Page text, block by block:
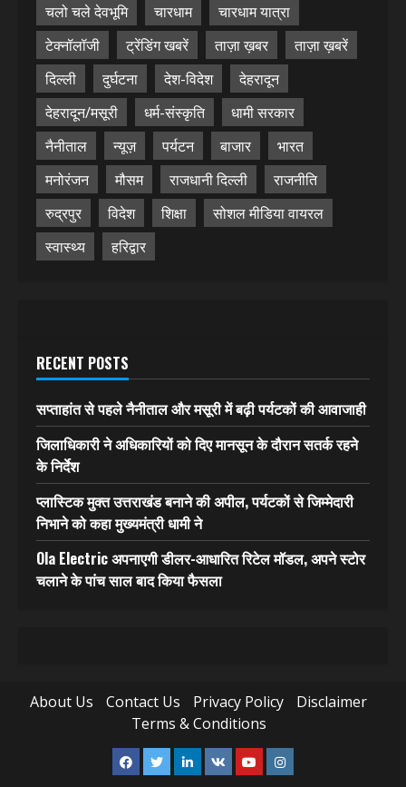
चलो चले देवभूमि
चारधाम
चारधाम यात्रा
टेक्नॉलॉजी
ट्रेंडिंग खबरें ताज़ा ख़बर
ताज़ा ख़बरें
दिल्ली
दुर्घटना देश-विदेश
देहरादून
देहरादून/मसूरी
धर्म-संस्कृति
धामी सरकार
नैनीताल
न्यूज़ पर्यटन बाजार
भारत
मनोरंजन
मौसम राजधानी दिल्ली
राजनीति
रुद्रपुर
विदेश शिक्षा
सोशल मीडिया वायरल
स्वास्थ्य
हरिद्वार
RECENT POSTS
सप्ताहांत से पहले नैनीताल और मसूरी में बढ़ी पर्यटकों की आवाजाही
जिलाधिकारी ने अधिकारियों को दिए मानसून के दौरान सतर्क रहने
के निर्देश
प्लास्टिक मुक्त उत्तराखंड बनाने की अपील, पर्यटकों से जिम्मेदारी
निभाने को कहा मुख्यमंत्री धामी ने
Ola Electric अपनाएगी डीलर-आधारित रिटेल मॉडल, अपने स्टोर
चलाने के पांच साल बाद किया फैसला
About Us Contact Us Privacy Policy
Disclaimer
Terms & Conditions
Facebook
TwitterLinkedin
VK YoutubeInstagram